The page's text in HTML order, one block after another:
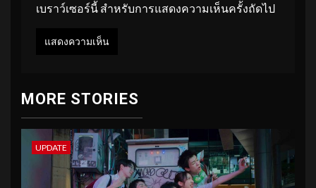
เบราว์เซอร์นี้ สำหรับการแสดงความเห็นครั้งถัดไป
MORE STORIES
UPDATE